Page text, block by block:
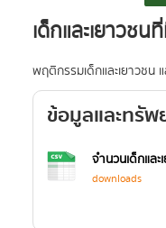
เด็กและเยาวช
พฤติกรรมเด็กและเยาวชน
ข้อมูลและทรัพ
จำนวนเด็กแล
downloads